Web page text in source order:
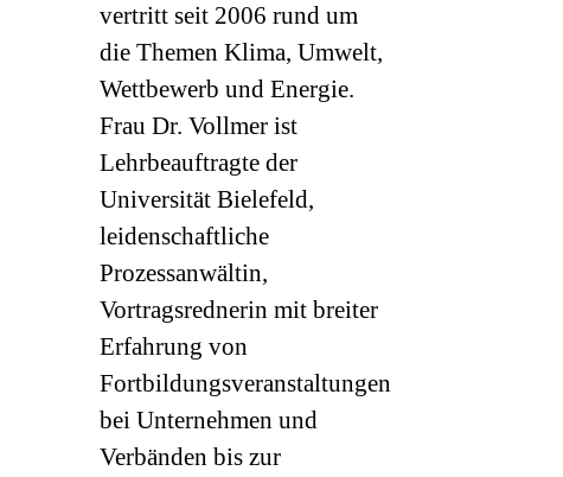
vertritt seit 2006 rund um
die Themen Klima, Umwelt,
Wettbewerb und Energie.
Frau Dr. Vollmer ist
Lehrbeauftragte der
Universität Bielefeld,
leidenschaftliche
Prozessanwältin,
Vortragsrednerin mit breiter
Erfahrung von
Fortbildungsveranstaltungen
bei Unternehmen und
Verbänden bis zur